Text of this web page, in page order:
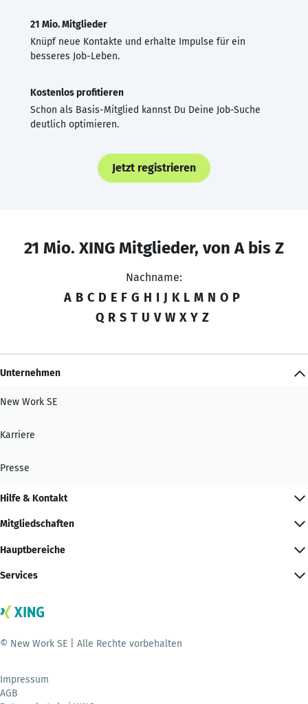
21 Mio. Mitglieder
Knüpf neue Kontakte und erhalte Impulse für ein
besseres Job-Leben.
Kostenlos profitieren
Schon als Basis-Mitglied kannst Du Deine Job-Suche
deutlich optimieren.
Jetzt registrieren
21 Mio. XING Mitglieder, von A bis Z
Nachname:
A B C D E F G H I J K L M N O P
Q R S T U V W X Y Z
Unternehmen
New Work SE
Karriere
Presse
Hilfe & Kontakt
Mitgliedschaften
Hauptbereiche
Services
© New Work SE | Alle Rechte vorbehalten
Impressum
AGB